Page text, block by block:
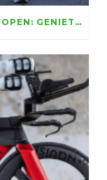
INSCHRIJVING DE 30 VAN ALMERE OPEN: GENIETEN VOOR RUIM VIJFTIENHONDERD LOPERS